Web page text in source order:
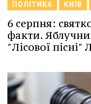
ПОЛІТИКА КИЇВ
6 серпня:
факти.
"Лісової пісні"